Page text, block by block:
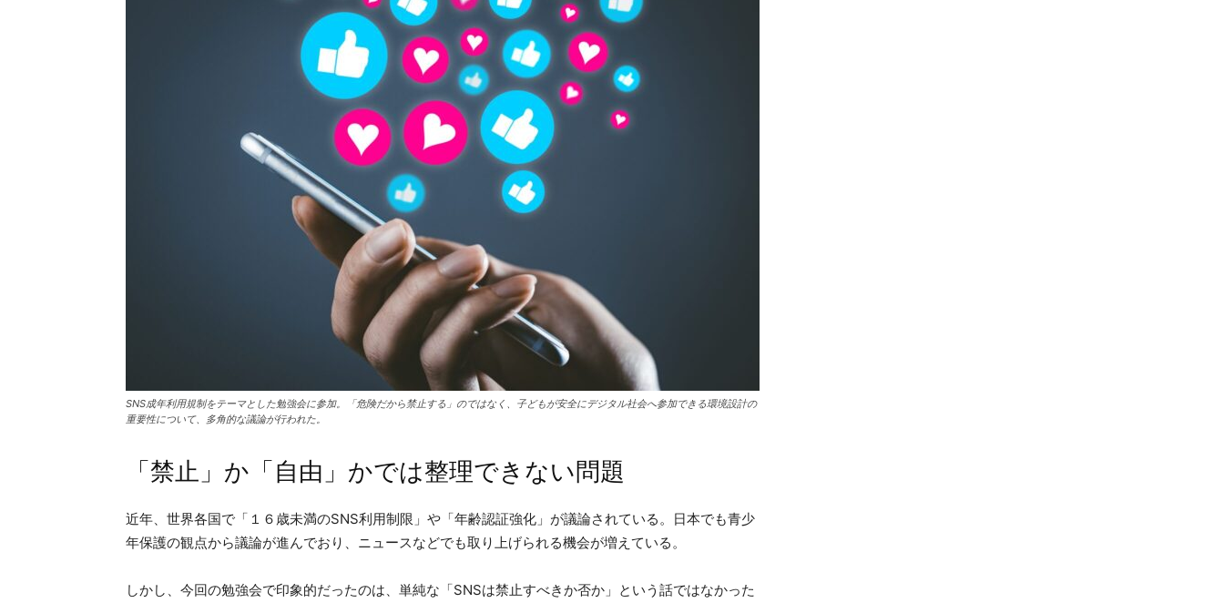
SNS成年利用規制をテーマとした勉強会に参加。「危険だから禁止する」のではなく、子どもが安全にデジタル社会へ参加できる環境設計の
重要性について、多角的な議論が行われた。
「禁止」か「自由」かでは整理できない問題
近年、世界各国で「１６歳未満のSNS利用制限」や「年齢認証強化」が議論されている。日本でも青少
年保護の観点から議論が進んでおり、ニュースなどでも取り上げられる機会が増えている。
しかし、今回の勉強会で印象的だったのは、単純な「SNSは禁止すべきか否か」という話ではなかった